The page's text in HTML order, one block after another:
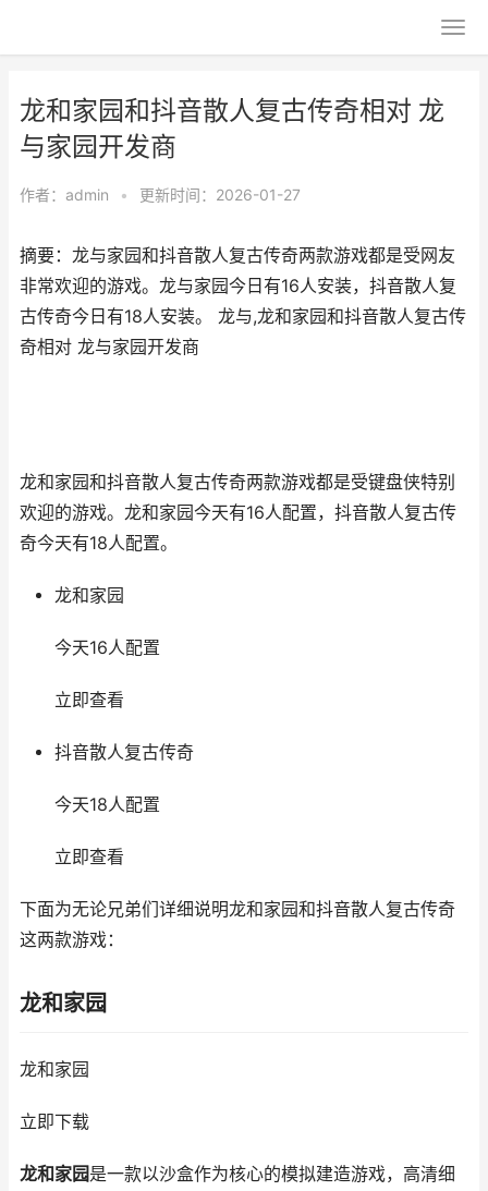
龙和家园和抖音散人复古传奇相对 龙
与家园开发商
作者： admin • 更新时间：2026-01-27
摘要：龙与家园和抖音散人复古传奇两款游戏都是受网友
非常欢迎的游戏。龙与家园今日有16人安装，抖音散人复
古传奇今日有18人安装。 龙与,龙和家园和抖音散人复古传
奇相对 龙与家园开发商
龙和家园和抖音散人复古传奇两款游戏都是受键盘侠特别
欢迎的游戏。龙和家园今天有16人配置，抖音散人复古传
奇今天有18人配置。
龙和家园
今天16人配置
立即查看
抖音散人复古传奇
今天18人配置
立即查看
下面为无论兄弟们详细说明龙和家园和抖音散人复古传奇
这两款游戏：
龙和家园
龙和家园
立即下载
龙和家园是一款以沙盒作为核心的模拟建造游戏，高清细